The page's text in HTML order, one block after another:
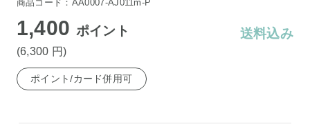
商品コード：AA0007-AJ011m-P
1,400 ポイント
(6,300 円)
送料込み
ポイント/カード併用可